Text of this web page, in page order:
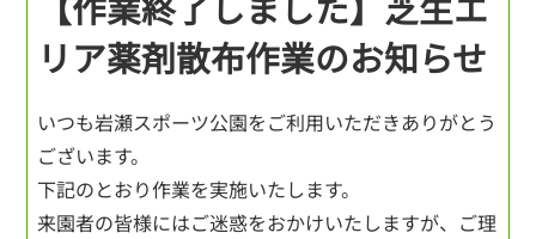
リア薬剤散布作業のお知らせ
いつも岩瀬スポーツ公園をご利用いただきありがとう
ございます。
下記のとおり作業を実施いたします。
来園者の皆様にはご迷惑をおかけいたしますが、ご理